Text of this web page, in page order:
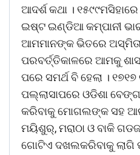
ଆଦର୍ଶ କଥା ।
ଇଷ୍ଟ ଇଣ୍ଡିଆ କମ୍ପାନୀ
ଆମମାନଙ୍କ ଭିତରେ ଅସ୍ମିତା
ପରବର୍ତ୍ତିକାଳରେ ଆମକୁ
ପରେ ସମର୍ଥ ବି ହେଲା ।
ପଲ୍ଲାସାପରେ ଓଡିଶା
କରିବାକୁ ମୋଗଲଙ୍କ ସହ
ମୟିଶୁର୍, ମରାଠା ଓ ବାକି
ଗୋଟିଏ ଦଖଲକରିବାକୁ ଲାଗି